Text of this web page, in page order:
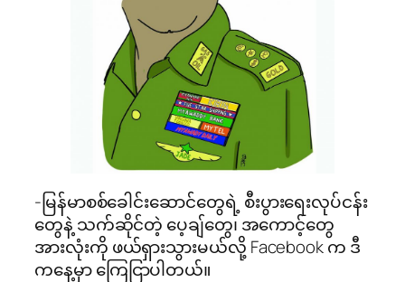
-မြန်မာစစ်ခေါင်းဆောင်တွေရဲ့ စီးပွားရေးလုပ်ငန်း
တွေနဲ့ သက်ဆိုင်တဲ့ ပေ့ချ်တွေ၊ အကောင့်တွေ
အားလုံးကို ဖယ်ရှားသွားမယ်လို့ Facebook က ဒီ
ကနေ့မှာ ကြေငြာပါတယ်။